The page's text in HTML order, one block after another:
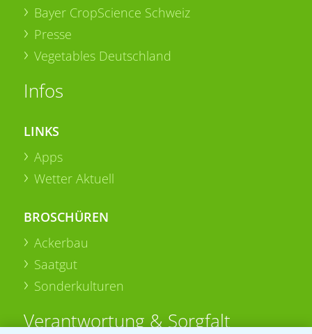
Bayer CropScience Schweiz
Presse
Vegetables Deutschland
Infos
LINKS
Apps
Wetter Aktuell
BROSCHÜREN
Ackerbau
Saatgut
Sonderkulturen
Verantwortung & Sorgfalt